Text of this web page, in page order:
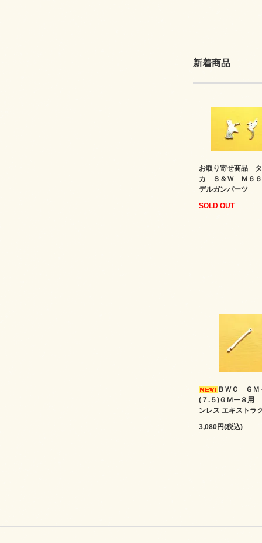
新着商品
お取り寄せ商品
カ Ｓ＆Ｗ Ｍ６
デルガンパーツ
SOLD OUT
ＢＷＣ ＧＭ
(７.５)ＧＭー８用
ンレス エキストラ
3,080円(税込)